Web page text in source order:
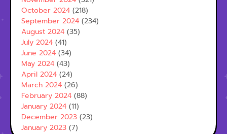
October 2024 (218)
September 2024 (234)
August 2024 (35)
July 2024 (41)
June 2024 (34)
May 2024 (43)
April 2024 (24)
March 2024 (26)
February 2024 (88)
January 2024 (11)
December 2023 (23)
January 2023 (7)